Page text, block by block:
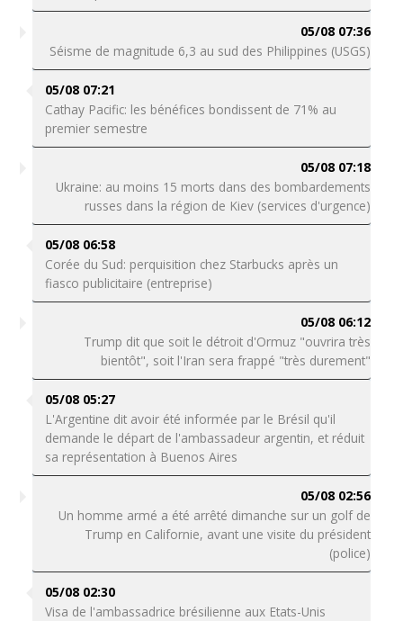
05/08 07:36
Séisme de magnitude 6,3 au sud des Philippines (USGS)
05/08 07:21
Cathay Pacific: les bénéfices bondissent de 71% au
premier semestre
05/08 07:18
Ukraine: au moins 15 morts dans des bombardements
russes dans la région de Kiev (services d'urgence)
05/08 06:58
Corée du Sud: perquisition chez Starbucks après un
fiasco publicitaire (entreprise)
05/08 06:12
Trump dit que soit le détroit d'Ormuz "ouvrira très
bientôt", soit l'Iran sera frappé "très durement"
05/08 05:27
L'Argentine dit avoir été informée par le Brésil qu'il
demande le départ de l'ambassadeur argentin, et réduit
sa représentation à Buenos Aires
05/08 02:56
Un homme armé a été arrêté dimanche sur un golf de
Trump en Californie, avant une visite du président
(police)
05/08 02:30
Visa de l'ambassadrice brésilienne aux Etats-Unis